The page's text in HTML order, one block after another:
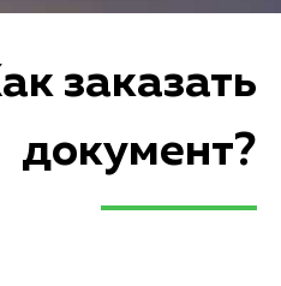
заказать
документ?